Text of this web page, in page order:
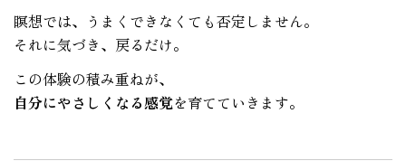
瞑想では、うまくできなくても否定しません。
それに気づき、戻るだけ。
この体験の積み重ねが、
自分にやさしくなる感覚を育てていきます。